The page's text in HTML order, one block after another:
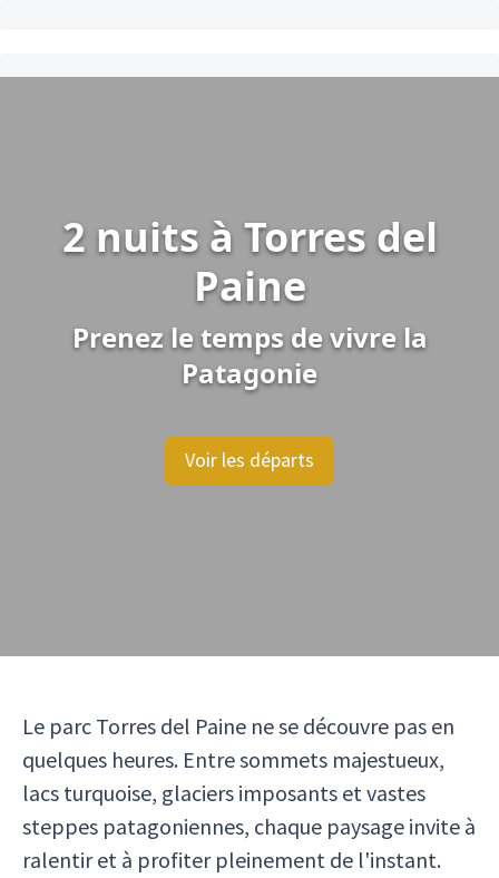
2 nuits à Torres del
Paine
Prenez le temps de vivre la
Patagonie
Voir les départs
Le parc Torres del Paine ne se découvre pas en
quelques heures. Entre sommets majestueux,
lacs turquoise, glaciers imposants et vastes
steppes patagoniennes, chaque paysage invite à
ralentir et à profiter pleinement de l'instant.